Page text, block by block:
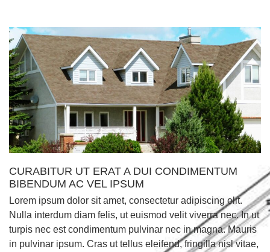
CURABITUR UT ERAT A DUI CONDIMENTUM
BIBENDUM AC VEL IPSUM
Lorem ipsum dolor sit amet, consectetur adipiscing elit.
Nulla interdum diam felis, ut euismod velit viverra nec. In ut
turpis nec est condimentum pulvinar nec in magna. Mauris
in pulvinar ipsum. Cras ut tellus eleifend, fringilla nisl vitae,